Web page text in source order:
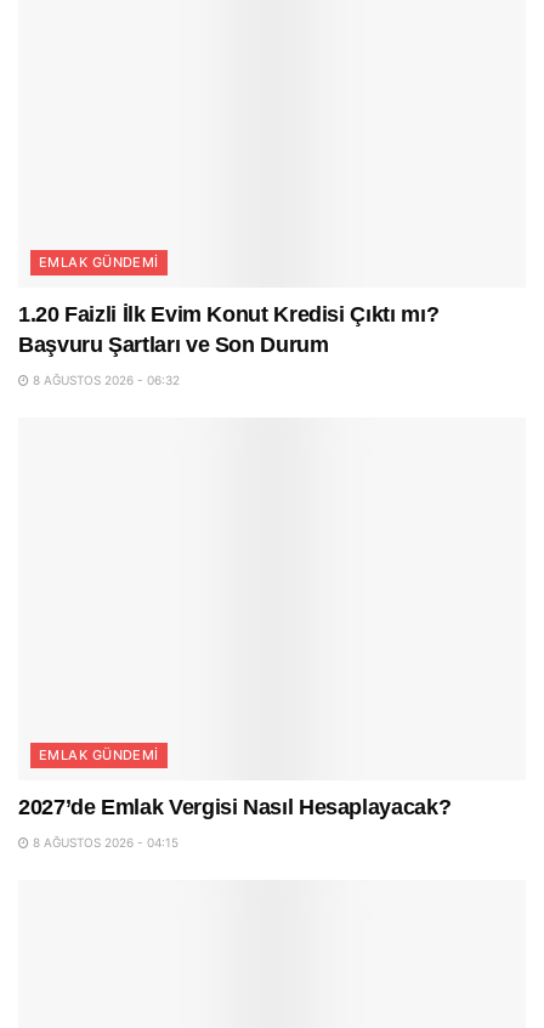
EMLAK GÜNDEMI
1.20 Faizli İlk Evim Konut Kredisi Çıktı mı?
Başvuru Şartları ve Son Durum
8 AĞUSTOS 2026 - 06:32
EMLAK GÜNDEMI
2027’de Emlak Vergisi Nasıl Hesaplayacak?
8 AĞUSTOS 2026 - 04:15